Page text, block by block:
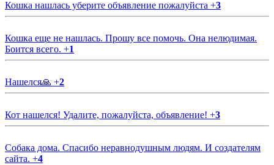
Кошка нашлась уберите объявление пожалуйста +3
Кошка еще не нашлась. Прошу все помочь. Она нелюдимая.
Боится всего. +1
Нашелся🙏 +2
Кот нашелся! Удалите, пожалуйста, объявление! +3
Собака дома. Спасибо неравнодушным людям. И создателям
сайта. +4